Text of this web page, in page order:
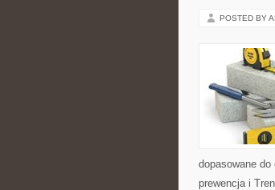
POSTED BY
dopasowane
prewencja i